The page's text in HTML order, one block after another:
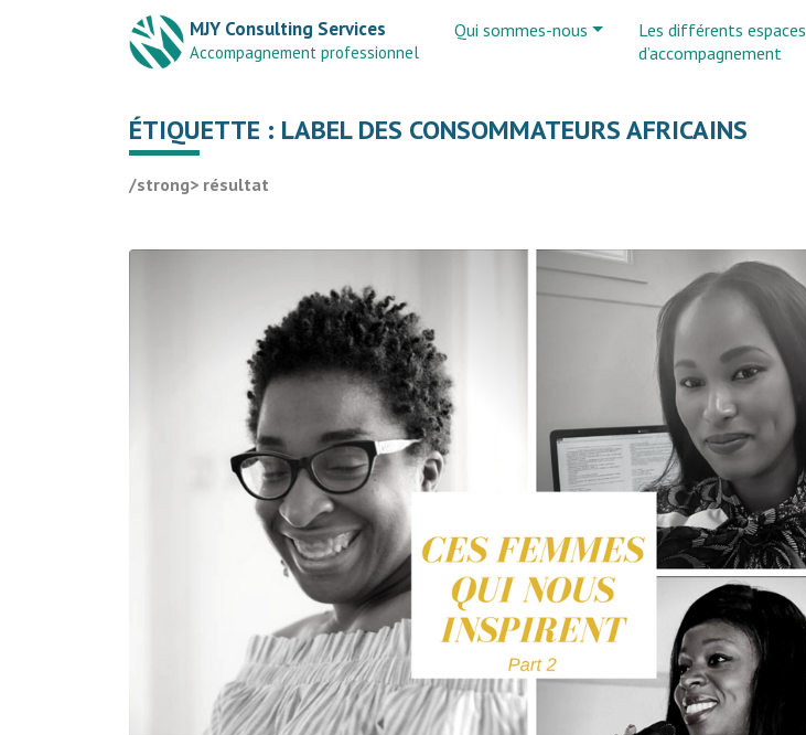
MJY Consulting Services
Accompagnement professionnel
Qui sommes-nous
Les différents espaces
d’accompagnement
ÉTIQUETTE : LABEL DES CONSOMMATEURS AFRICAINS
/strong> résultat